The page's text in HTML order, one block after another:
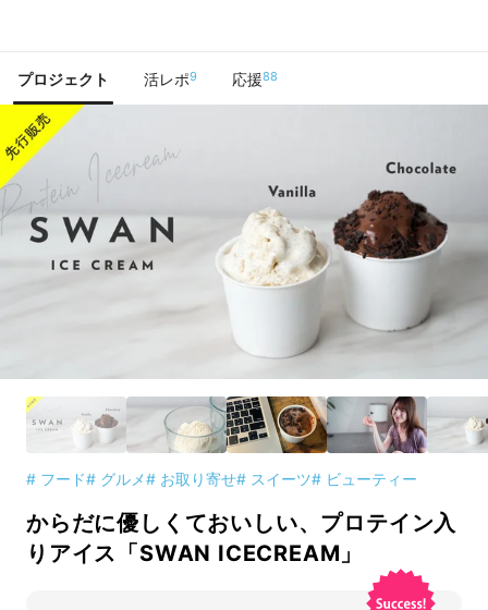
プロジェクト 活レポ9 応援88
# フード# グルメ# お取り寄せ# スイーツ# ビューティー
からだに優しくておいしい、プロテイン入
りアイス「SWAN ICECREAM」